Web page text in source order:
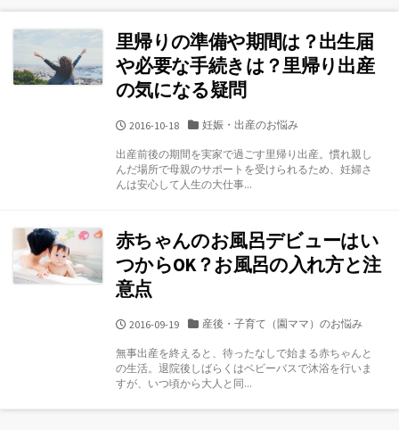
プ
里帰りの準備や期間は？出生届
や必要な手続きは？里帰り出産
の気になる疑問
公
日
2016-10-18
カ
ゴ
リ
ー
妊娠・出産のお悩み
出産前後の期間を実家で過ごす里帰り出産。慣れ親し
んだ場所で母親のサポートを受けられるため、妊婦さ
んは安心して人生の大仕事...
赤ちゃんのお風呂デビューはい
つからOK？お風呂の入れ方と注
意点
公
日
2016-09-19
カ
ゴ
リ
ー
産後・子育て（園ママ）のお悩み
無事出産を終えると、待ったなしで始まる赤ちゃんと
の生活。退院後しばらくはベビーバスで沐浴を行いま
すが、いつ頃から大人と同...